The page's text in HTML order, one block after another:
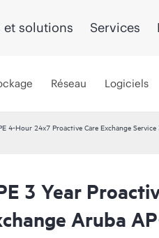
et solutions Services
Réseau Logiciels
4-Hour 24x7 Proactive Care Exchange Service
3 Year
Aruba